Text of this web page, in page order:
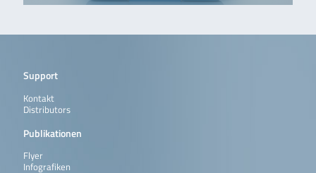
Support
Kontakt
Distributors
Publikationen
Flyer
Infografiken